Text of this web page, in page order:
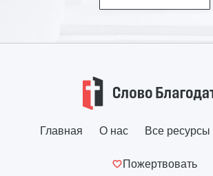
Главная О нас Все ресурсы
Пожертвовать